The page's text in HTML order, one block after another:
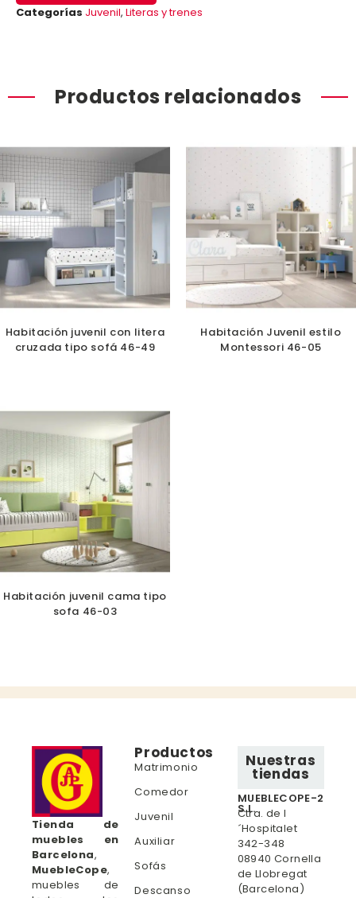
Categorías Juvenil, Literas y trenes
Productos relacionados
Habitación juvenil con litera
cruzada tipo sofá 46-49
Habitación Juvenil estilo
Montessori 46-05
Habitación juvenil cama tipo
sofa 46-03
Tienda de
muebles en
Barcelona,
MuebleCope,
muebles de
Productos
Matrimonio
Comedor
Juvenil
Auxiliar
Sofás
Descanso
Nuestras
tiendas
MUEBLECOPE-2
S.L.
Ctra. de l
´Hospitalet
342-348
08940 Cornella
de Llobregat
(Barcelona)